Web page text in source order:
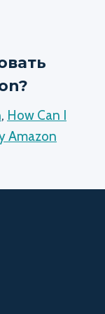
, How Can I
Amazon